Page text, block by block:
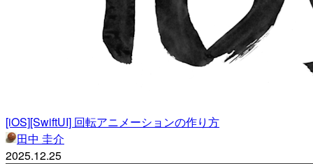
[iOS][SwiftUI] 回転アニメーションの作り方
田中 圭介
2025.12.25